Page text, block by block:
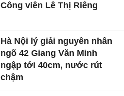
Công viên Lê Thị Riêng
Hà Nội lý giải nguyên nhân
ngõ 42 Giang Văn Minh
ngập tới 40cm, nước rút
chậm